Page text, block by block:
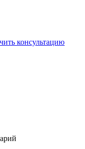
консультацию